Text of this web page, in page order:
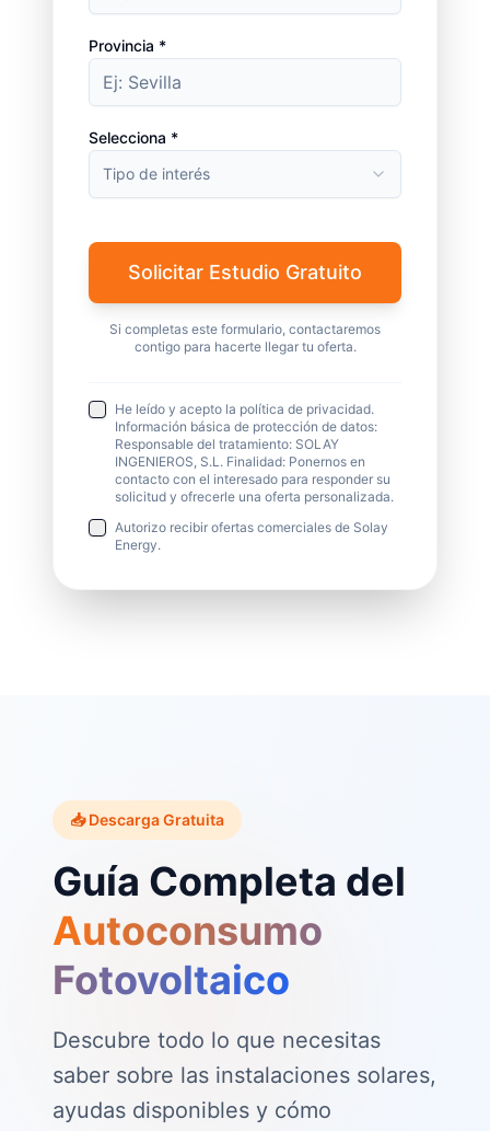
Provincia *
Selecciona *
Tipo de interés
Solicitar Estudio Gratuito
Si completas este formulario, contactaremos
contigo para hacerte llegar tu oferta.
He leído y acepto la política de privacidad.
Información básica de protección de datos:
Responsable del tratamiento: SOLAY
INGENIEROS, S.L. Finalidad: Ponernos en
contacto con el interesado para responder su
solicitud y ofrecerle una oferta personalizada.
Autorizo recibir ofertas comerciales de Solay
Energy.
📥 Descarga Gratuita
Guía Completa del
Autoconsumo
Fotovoltaico
Descubre todo lo que necesitas
saber sobre las instalaciones solares,
ayudas disponibles y cómo